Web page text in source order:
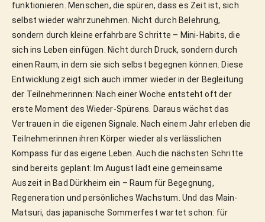
funktionieren. Menschen, die spüren, dass es Zeit ist, sich
selbst wieder wahrzunehmen. Nicht durch Belehrung,
sondern durch kleine erfahrbare Schritte – Mini-Habits, die
sich ins Leben einfügen. Nicht durch Druck, sondern durch
einen Raum, in dem sie sich selbst begegnen können. Diese
Entwicklung zeigt sich auch immer wieder in der Begleitung
der Teilnehmerinnen: Nach einer Woche entsteht oft der
erste Moment des Wieder-Spürens. Daraus wächst das
Vertrauen in die eigenen Signale. Nach einem Jahr erleben die
Teilnehmerinnen ihren Körper wieder als verlässlichen
Kompass für das eigene Leben. Auch die nächsten Schritte
sind bereits geplant: Im August lädt eine gemeinsame
Auszeit in Bad Dürkheim ein – Raum für Begegnung,
Regeneration und persönliches Wachstum. Und das Main-
Matsuri, das japanische Sommerfest wartet schon: für